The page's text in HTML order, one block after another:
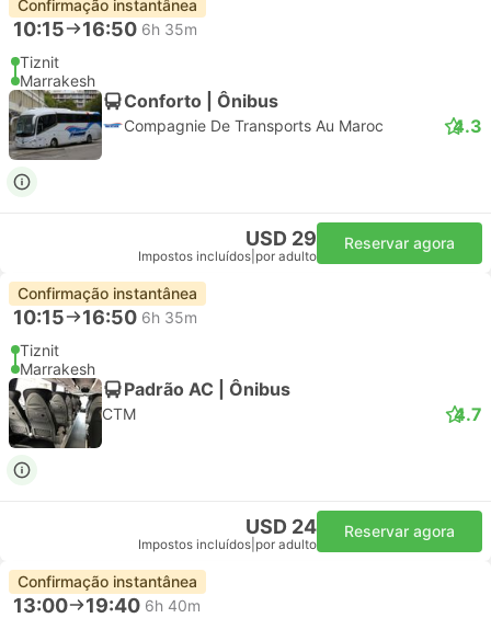
Confirmação instantânea
10:15 16:50 6h 35m
Tiznit
Marrakesh
Conforto | Ônibus
Compagnie De Transports Au Maroc 4.3
USD 29
Impostos incluídos por adulto
Reservar agora
Confirmação instantânea
10:15 16:50 6h 35m
Tiznit
Marrakesh
Padrão AC | Ônibus
CTM 4.7
USD 24
Impostos incluídos por adulto
Reservar agora
Confirmação instantânea
13:00 19:40 6h 40m